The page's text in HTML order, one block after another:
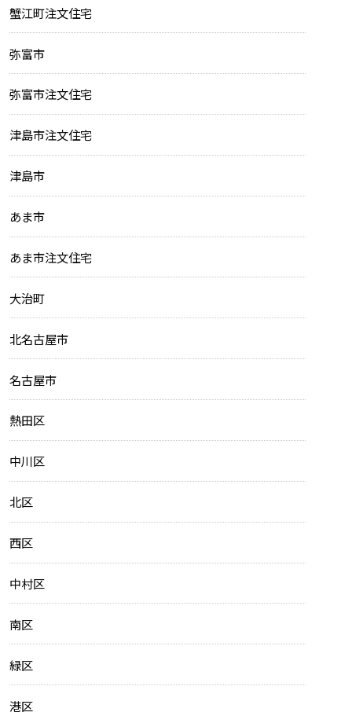
蟹江町注文住宅
弥富市
弥富市注文住宅
津島市注文住宅
津島市
あま市
あま市注文住宅
大治町
北名古屋市
名古屋市
熱田区
中川区
北区
西区
中村区
南区
緑区
港区